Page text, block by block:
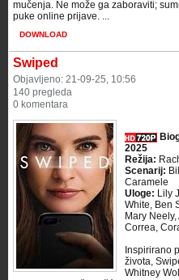
mučenja. Ne može ga zaboraviti;
puke online prijave. ...
DOWNLOAD
Swiped
Objavljeno: 21-09-25, 10:56
140 pregleda
0 komentara
2025
Režija:
Scenarij:
Caramele
Uloge: Lily
White, Ben
Mary
Correa,
Inspirirano
života,
Whitney